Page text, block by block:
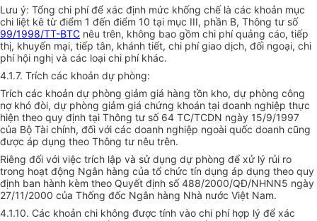
Lưu ý: Tổng chi phí để xác định mức khống chế là các khoản mục
chi liệt kê từ điểm 1 đến điểm 10 tại mục III, phần B, Thông tư số
99/1998/TT-BTC nêu trên, không bao gồm chi phí quảng cáo, tiếp
thị, khuyến mại, tiếp tân, khánh tiết, chi phí giao dịch, đối ngoại, chi
phí hội nghị và các loại chi phí khác.
4.1.7. Trích các khoản dự phòng:
Trích các khoản dự phòng giảm giá hàng tồn kho, dự phòng công
nợ khó đòi, dự phòng giảm giá chứng khoán tại doanh nghiệp thực
hiện theo quy định tại Thông tư số 64 TC/TCDN ngày 15/9/1997
của Bộ Tài chính, đối với các doanh nghiệp ngoài quốc doanh cũng
được áp dụng theo Thông tư nêu trên.
Riêng đối với việc trích lập và sử dụng dự phòng để xử lý rủi ro
trong hoạt động Ngân hàng của tổ chức tín dụng áp dụng theo quy
định ban hành kèm theo Quyết định số 488/2000/QĐ/NHNN5 ngày
27/11/2000 của Thống đốc Ngân hàng Nhà nước Việt Nam.
4.1.10. Các khoản chi không được tính vào chi phí hợp lý để xác